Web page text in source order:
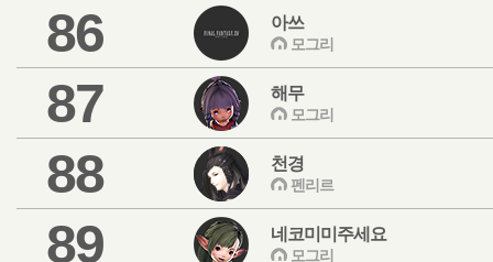
86 아쓰
모그리
87 해무
모그리
88 천경
펜리르
89 네코미미주세요
모그리